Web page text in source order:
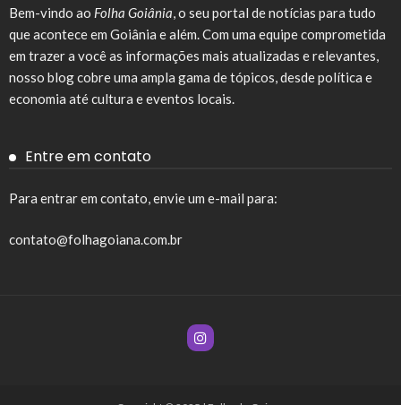
Bem-vindo ao Folha Goiânia, o seu portal de notícias para tudo
que acontece em Goiânia e além. Com uma equipe comprometida
em trazer a você as informações mais atualizadas e relevantes,
nosso blog cobre uma ampla gama de tópicos, desde política e
economia até cultura e eventos locais.
Entre em contato
Para entrar em contato, envie um e-mail para:
contato@folhagoiana.com.br